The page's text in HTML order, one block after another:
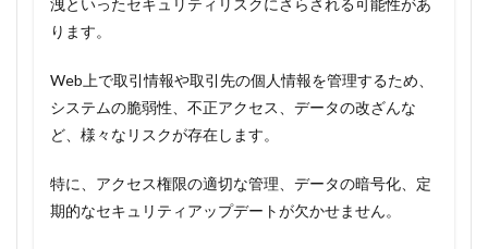
洩といったセキュリティリスクにさらされる可能性があ
ります。
Web上で取引情報や取引先の個人情報を管理するため、
システムの脆弱性、不正アクセス、データの改ざんな
ど、様々なリスクが存在します。
特に、アクセス権限の適切な管理、データの暗号化、定
期的なセキュリティアップデートが欠かせません。